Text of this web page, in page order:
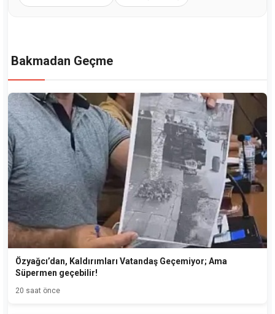
Bakmadan Geçme
Özyağcı’dan, Kaldırımları Vatandaş Geçemiyor; Ama
Süpermen geçebilir!
20 saat önce